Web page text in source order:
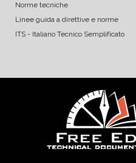
Norme tecniche
Linee guida a direttive e norme
ITS - Italiano Tecnico Semplificato